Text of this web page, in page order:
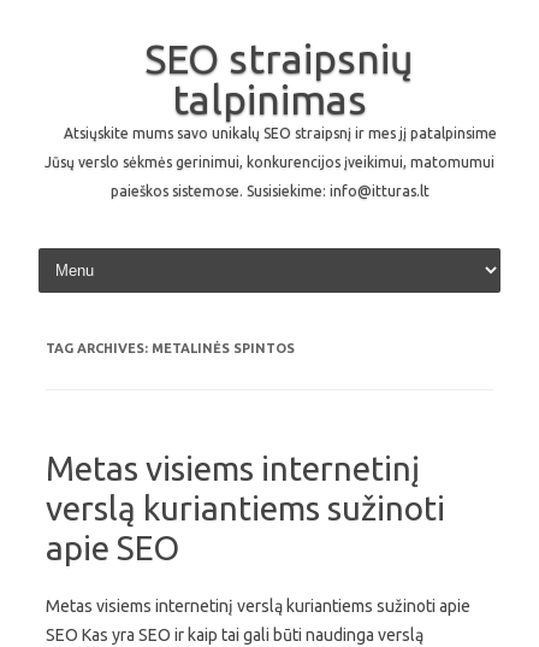
SEO straipsnių
talpinimas
Atsiųskite mums savo unikalų SEO straipsnį ir mes jį patalpinsime
Jūsų verslo sėkmės gerinimui, konkurencijos įveikimui, matomumui
paieškos sistemose. Susisiekime: info@itturas.lt
Skip to content
TAG ARCHIVES: METALINĖS SPINTOS
Metas visiems internetinį
verslą kuriantiems sužinoti
apie SEO
Metas visiems internetinį verslą kuriantiems sužinoti apie
SEO Kas yra SEO ir kaip tai gali būti naudinga verslą